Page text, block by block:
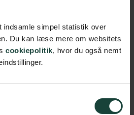
indsamle simpel statistik over
Du kan læse mere om websitets
cookiepolitik, hvor du også nemt